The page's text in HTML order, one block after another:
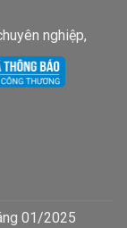
nghiệp,
01/2025